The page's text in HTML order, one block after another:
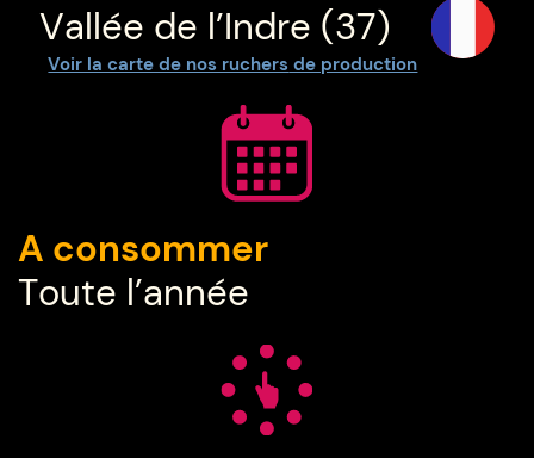
Vallée de l’Indre (37)
Voir la carte de nos ruchers de production
A consommer
Toute l’année